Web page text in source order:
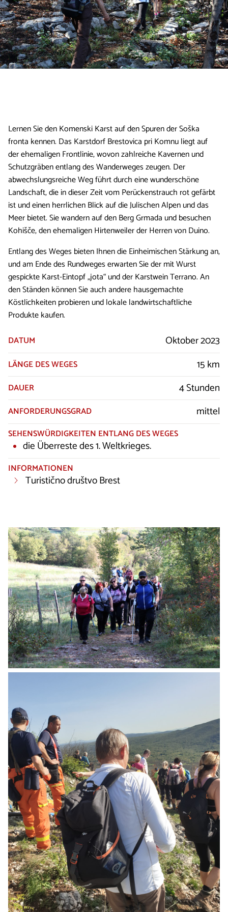
Lernen Sie den Komenski Karst auf den Spuren der Soška
fronta kennen. Das Karstdorf Brestovica pri Komnu liegt auf
der ehemaligen Frontlinie, wovon zahlreiche Kavernen und
Schutzgräben entlang des Wanderweges zeugen. Der
abwechslungsreiche Weg führt durch eine wunderschöne
Landschaft, die in dieser Zeit vom Perückenstrauch rot gefärbt
ist und einen herrlichen Blick auf die Julischen Alpen und das
Meer bietet. Sie wandern auf den Berg Grmada und besuchen
Kohišče, den ehemaligen Hirtenweiler der Herren von Duino.
Entlang des Weges bieten Ihnen die Einheimischen Stärkung an,
und am Ende des Rundweges erwarten Sie der mit Wurst
gespickte Karst-Eintopf „jota“ und der Karstwein Terrano. An
den Ständen können Sie auch andere hausgemachte
Köstlichkeiten probieren und lokale landwirtschaftliche
Produkte kaufen.
DATUM
Oktober 2023
LÄNGE DES WEGES 15 km
DAUER 4 Stunden
ANFORDERUNGSGRAD mittel
SEHENSWÜRDIGKEITEN ENTLANG DES WEGES
die Überreste des 1. Weltkrieges.
INFORMATIONEN
Turistično društvo Brest